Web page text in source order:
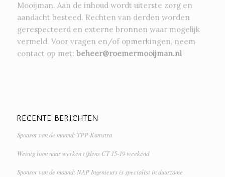
Mooijman. Aan de inhoud wordt uiterste zorg en
aandacht besteed. Rechten van derden worden
gerespecteerd en externe bronnen waar mogelijk
vermeld. Voor vragen en/of opmerkingen, neem
contact op met: beheer@roemermooijman.nl
RECENTE BERICHTEN
Sponsor van de maand: TPP Kamstra
Weinig loon naar werken tijdens CT 15-19 weekend
Sponsor van de maand: NAP Ingenieurs is specialist in duurzame